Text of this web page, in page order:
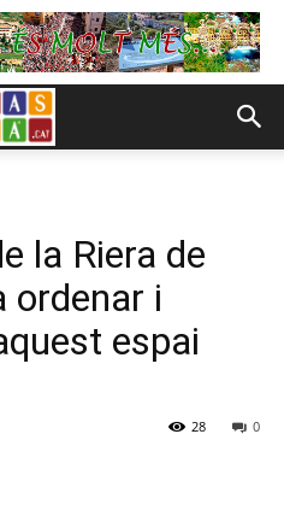
la Riera de
ordenar i
espai
0
28